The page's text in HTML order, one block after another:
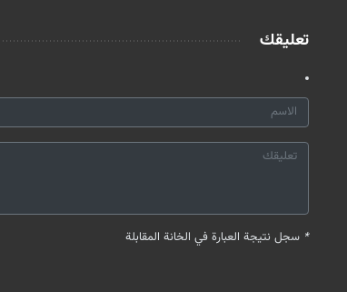
تعليقك
* سجل نتيجة العبارة في الخانة المقابلة